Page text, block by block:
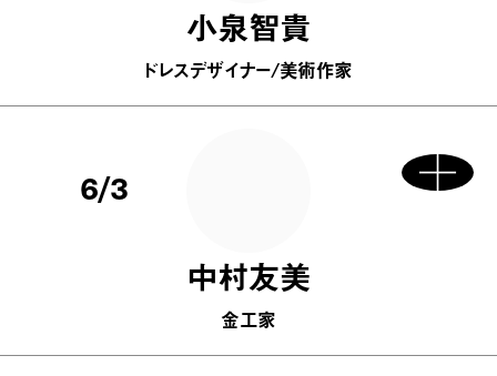
小泉智貴
ドレスデザイナー/美術作家
6/3
中村友美
金工家